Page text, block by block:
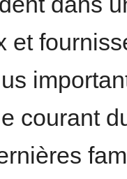
et
courant